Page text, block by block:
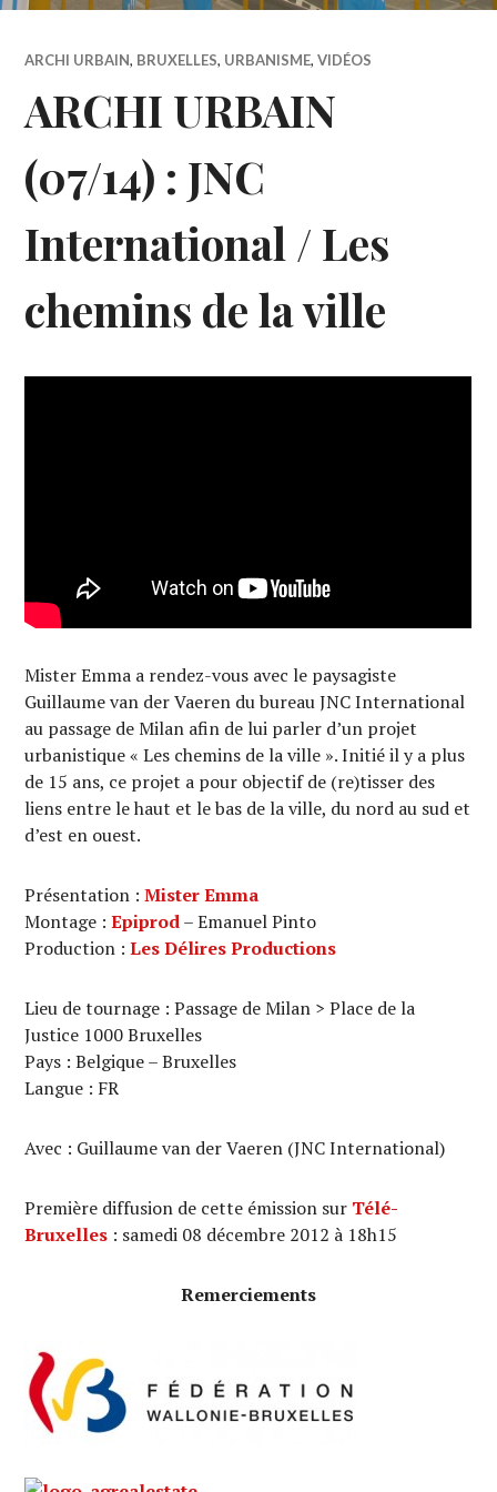
ARCHI URBAIN, BRUXELLES, URBANISME,VIDÉOS
ARCHI URBAIN
(07/14) : JNC
International / Les
chemins de la ville
Mister Emma a rendez-vous avec le paysagiste
Guillaume van der Vaeren du bureau JNC International
au passage de Milan afin de lui parler d’un projet
urbanistique « Les chemins de la ville ». Initié il y a plus
de 15 ans, ce projet a pour objectif de (re)tisser des
liens entre le haut et le bas de la ville, du nord au sud et
d’est en ouest.
Présentation :Mister Emma
Montage :Epiprod– Emanuel Pinto
Production :Les Délires Productions
Lieu de tournage : Passage de Milan > Place de la
Justice 1000 Bruxelles
Pays : Belgique – Bruxelles
Langue : FR
Avec : Guillaume van der Vaeren (JNC International)
Première diffusion de cette émission sur Télé-
Bruxelles : samedi 08 décembre 2012 à 18h15
Remerciements